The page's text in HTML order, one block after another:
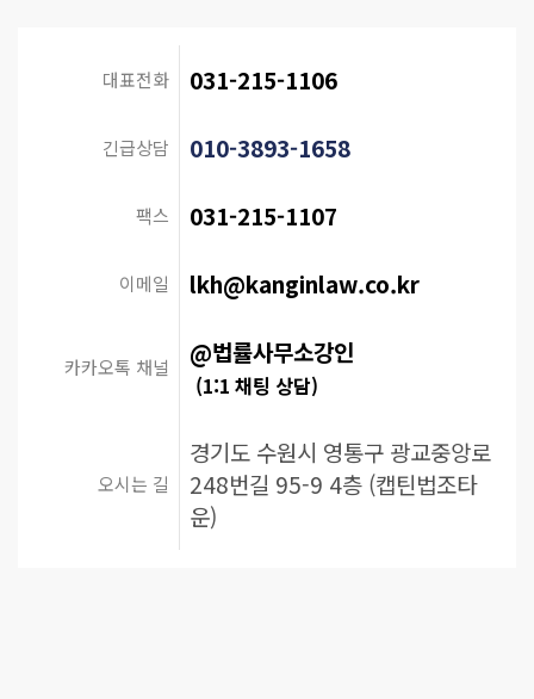
대표전화 031-215-1106
긴급상담 010-3893-1658
팩스 031-215-1107
이메일 lkh@kanginlaw.co.kr
카카오톡 채널 @법률사무소강인
(1:1 채팅 상담)
오시는 길
경기도 수원시 영통구 광교중앙로
248번길 95-9 4층 (캡틴법조타
운)